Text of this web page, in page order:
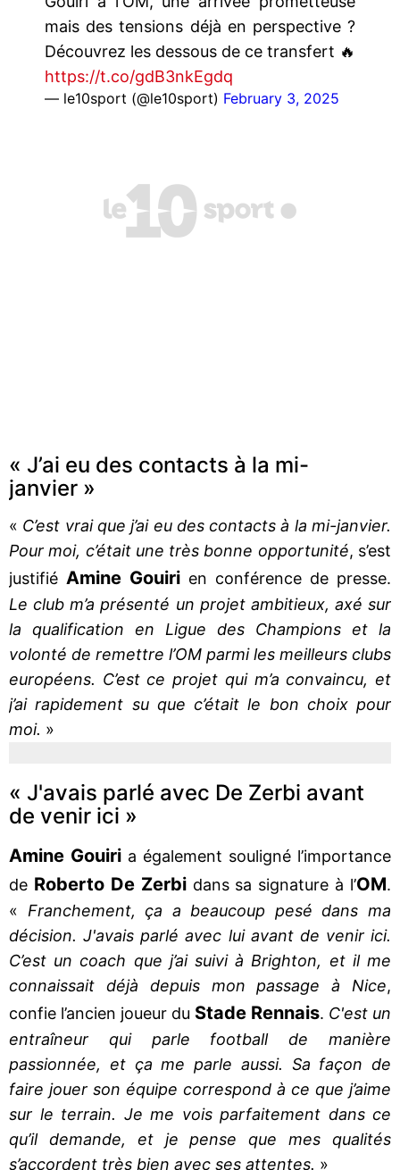
mais des tensions déjà en perspective ?
Découvrez les dessous de ce transfert 🔥
https://t.co/gdB3nkEgdq
— le10sport (@le10sport) February 3, 2025
« J’ai eu des contacts à la mi-
janvier »
« C’est vrai que j’ai eu des contacts à la mi-janvier.
Pour moi, c’était une très bonne opportunité, s’est
justifié Amine Gouiri en conférence de presse.
Le club m’a présenté un projet ambitieux, axé sur
la qualification en Ligue des Champions et la
volonté de remettre l’OM parmi les meilleurs clubs
européens. C’est ce projet qui m’a convaincu, et
j’ai rapidement su que c’était le bon choix pour
moi. »
« J'avais parlé avec De Zerbi avant
de venir ici »
Amine Gouiri a également souligné l’importance
de Roberto De Zerbidans sa signature à l’OM.
« Franchement, ça a beaucoup pesé dans ma
décision. J'avais parlé avec lui avant de venir ici.
C’est un coach que j’ai suivi à Brighton, et il me
connaissait déjà depuis mon passage à Nice,
confie l’ancien joueur du Stade Rennais. C'est un
entraîneur qui parle football de manière
passionnée, et ça me parle aussi. Sa façon de
faire jouer son équipe correspond à ce que j’aime
sur le terrain. Je me vois parfaitement dans ce
qu’il demande, et je pense que mes qualités
s’accordent très bien avec ses attentes. »